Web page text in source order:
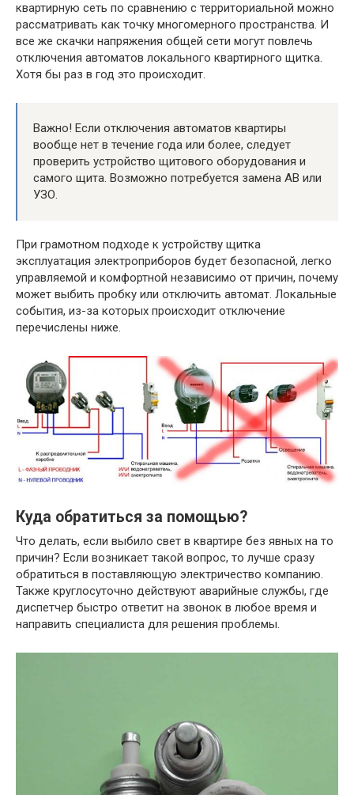
квартирную сеть по сравнению с территориальной можно
рассматривать как точку многомерного пространства. И
все же скачки напряжения общей сети могут повлечь
отключения автоматов локального квартирного щитка.
Хотя бы раз в год это происходит.
Важно! Если отключения автоматов квартиры
вообще нет в течение года или более, следует
проверить устройство щитового оборудования и
самого щита. Возможно потребуется замена АВ или
УЗО.
При грамотном подходе к устройству щитка
эксплуатация электроприборов будет безопасной, легко
управляемой и комфортной независимо от причин, почему
может выбить пробку или отключить автомат. Локальные
события, из-за которых происходит отключение
перечислены ниже.
Куда обратиться за помощью?
Что делать, если выбило свет в квартире без явных на то
причин? Если возникает такой вопрос, то лучше сразу
обратиться в поставляющую электричество компанию.
Также круглосуточно действуют аварийные службы, где
диспетчер быстро ответит на звонок в любое время и
направить специалиста для решения проблемы.